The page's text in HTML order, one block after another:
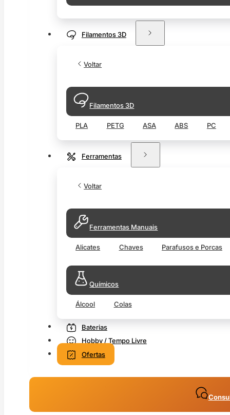
Filamentos 3D
Voltar
Filamentos 3D
PLA PETG ASA ABS PC
Ferramentas
Voltar
Ferramentas Manuais
Alicates Chaves Parafusos e Porcas
Químicos
Álcool Colas
Baterias
Hobby / Tempo Livre
Ofertas